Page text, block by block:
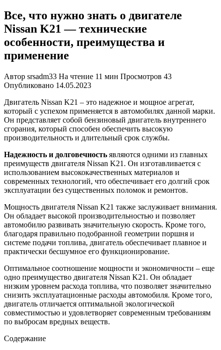
Все, что нужно знать о двигателе
Nissan K21 — технические
особенности, преимущества и
применение
Автор srsadm33 На чтение 11 мин Просмотров 43
Опубликовано 14.05.2023
Двигатель Nissan K21 – это надежное и мощное агрегат,
который с успехом применяется в автомобилях данной марки.
Он представляет собой бензиновый двигатель внутреннего
сгорания, который способен обеспечить высокую
производительность и длительный срок службы.
Надежность и долговечность являются одними из главных
преимуществ двигателя Nissan K21. Он изготавливается с
использованием высококачественных материалов и
современных технологий, что обеспечивает его долгий срок
эксплуатации без существенных поломок и ремонтов.
Мощность двигателя Nissan K21 также заслуживает внимания.
Он обладает высокой производительностью и позволяет
автомобилю развивать значительную скорость. Кроме того,
благодаря правильно подобранной геометрии поршня и
системе подачи топлива, двигатель обеспечивает плавное и
практически бесшумное его функционирование.
Оптимальное соотношение мощности и экономичности – еще
одно преимущество двигателя Nissan K21. Он обладает
низким уровнем расхода топлива, что позволяет значительно
снизить эксплуатационные расходы автомобиля. Кроме того,
двигатель отличается оптимальной экологической
совместимостью и удовлетворяет современным требованиям
по выбросам вредных веществ.
Содержание